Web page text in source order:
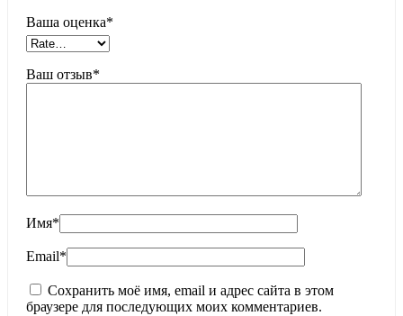
Ваша оценка*
Ваш отзыв*
Имя*
Email*
Сохранить моё имя, email и адрес сайта в этом
браузере для последующих моих комментариев.